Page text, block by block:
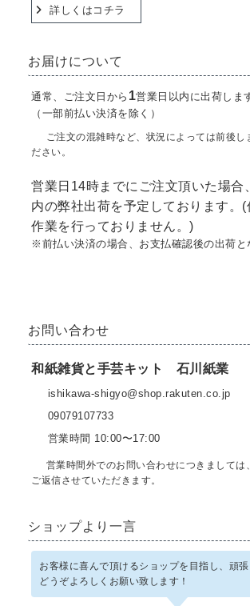
詳しくはコチラ
お届けについて
通常、ご注文日から 1営業日以内に出荷しま
（一部前払い決済を除く）
ご注文の混雑時など、状況によっては前後し
ださい。
営業日14時までにご注文頂いた場合
内の弊社出荷を予定しております。
作業を行っておりません。)
※前払い決済の場合、お支払確認後の出荷と
お問い合わせ
和紙雑貨と手芸キット 石川紙業
ishikawa-shigyo@shop.rakuten.co.jp
09079107733
営業時間 10:00〜17:00
営業時間外でのお問い合わせにつきましては
ご返信させていただきます。
ショップより一言
お客様に喜んで頂けるショップを目指し、頑張
どうぞよろしくお願い致します！